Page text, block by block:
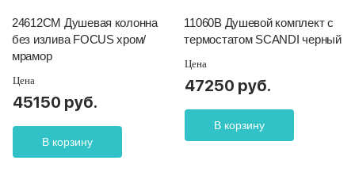
24612CM Душевая колонна
без излива FOCUS хром/
мрамор
Цена
45150 руб.
В корзину
11060B Душевой комплект с
термостатом SCANDI черный
Цена
47250 руб.
В корзину